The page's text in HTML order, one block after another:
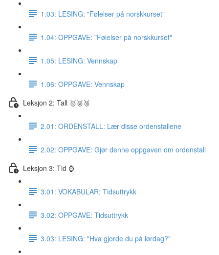
1.03: LESING: "Følelser på norskkurset"
1.04: OPPGAVE: "Følelser på norskkurset"
1.05: LESING: Vennskap
1.06: OPPGAVE: Vennskap
Leksjon 2: Tall 🥇🥈🥉
2.01: ORDENSTALL: Lær disse ordenstallene
2.02: OPPGAVE: Gjør denne oppgaven om ordenstall
Leksjon 3: Tid ⌚️
3.01: VOKABULAR: Tidsuttrykk
3.02: OPPGAVE: Tidsuttrykk
3.03: LESING: "Hva gjorde du på lørdag?"